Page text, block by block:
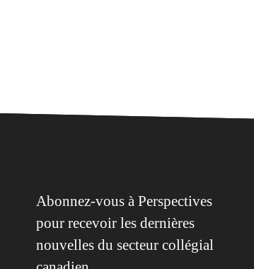
Abonnez-vous à Perspectives
pour recevoir les dernières
nouvelles du secteur collégial